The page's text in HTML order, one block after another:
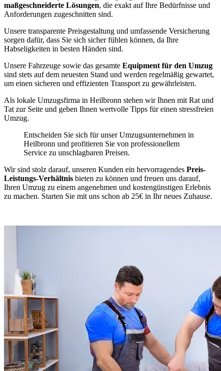
maßgeschneiderte Lösungen, die exakt auf Ihre Bedürfnisse und
Anforderungen zugeschnitten sind.
Unsere transparente Preisgestaltung und umfassende Versicherung
sorgen dafür, dass Sie sich sicher fühlen können, da Ihre
Habseligkeiten in besten Händen sind.
Unsere Fahrzeuge sowie das gesamte Equipment für den Umzug
sind stets auf dem neuesten Stand und werden regelmäßig gewartet,
um einen sicheren und effizienten Transport zu gewährleisten.
Als lokale Umzugsfirma in Heilbronn stehen wir Ihnen mit Rat und
Tat zur Seite und geben Ihnen wertvolle Tipps für einen stressfreien
Umzug.
Entscheiden Sie sich für unser Umzugsunternehmen in
Heilbronn und profitieren Sie von professionellem
Service zu unschlagbaren Preisen.
Wir sind stolz darauf, unseren Kunden ein hervorragendes Preis-
Leistungs-Verhältnis bieten zu können und freuen uns darauf,
Ihren Umzug zu einem angenehmen und kostengünstigen Erlebnis
zu machen. Starten Sie mit uns schon ab 25€ in Ihr neues Zuhause.